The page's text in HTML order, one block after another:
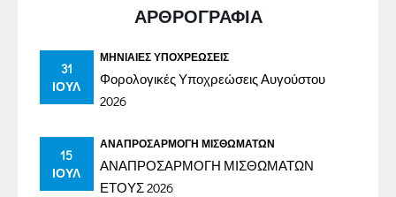
ΑΡΘΡΟΓΡΑΦΙΑ
31
ΙΟΎΛ
ΜΗΝΙΑΊΕΣ ΥΠΟΧΡΕΏΣΕΙΣ
Φορολογικές Υποχρεώσεις Αυγούστου
2026
15
ΙΟΎΛ
ΑΝΑΠΡΟΣΑΡΜΟΓΉ ΜΙΣΘΩΜΆΤΩΝ
ΑΝΑΠΡΟΣΑΡΜΟΓΗ ΜΙΣΘΩΜΑΤΩΝ
ΕΤΟΥΣ 2026